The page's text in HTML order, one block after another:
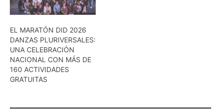
EL MARATÓN DID 2026
DANZAS PLURIVERSALES:
UNA CELEBRACIÓN
NACIONAL CON MÁS DE
160 ACTIVIDADES
GRATUITAS